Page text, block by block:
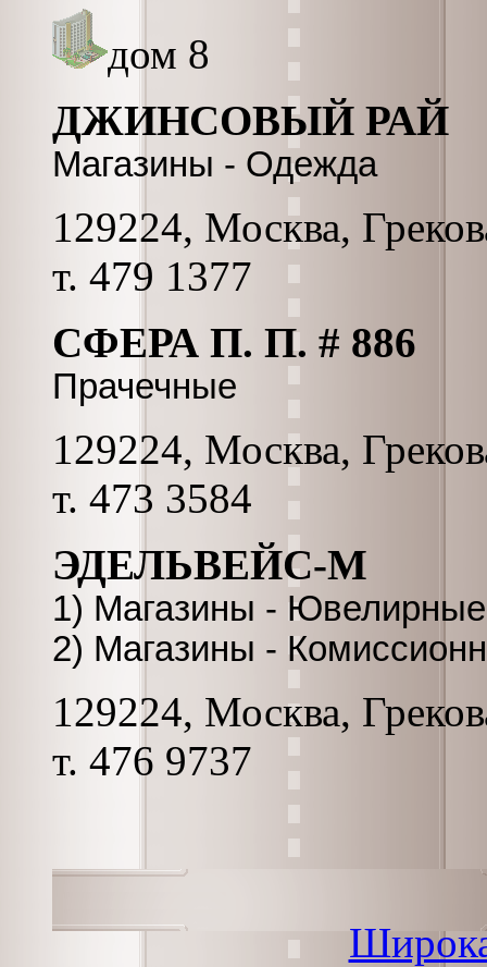
дом 8
ДЖИНСОВЫЙ РАЙ
Магазины - Одежда
129224, Москва,
т. 479 1377
СФЕРА П. П. # 886
Прачечные
129224, Москва,
т. 473 3584
ЭДЕЛЬВЕЙС-М
1) Магазины - Ювелирные
2) Магазины -
129224, Москва,
т. 476 9737